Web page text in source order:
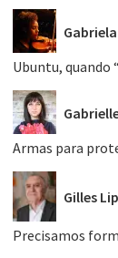
Ubuntu, quando
Armas para
Gilles
Precisamos